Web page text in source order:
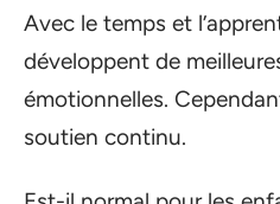
Avec le temps et
développent de
émotionnelles.
soutien continu.